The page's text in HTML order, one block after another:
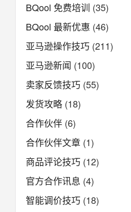
BQool 免费培训 (35)
BQool 最新优惠 (46)
亚马逊操作技巧 (211)
亚马逊新闻 (100)
卖家反馈技巧 (55)
发货攻略 (18)
合作伙伴 (6)
合作伙伴文章 (1)
商品评论技巧 (12)
官方合作讯息 (4)
智能调价技巧 (18)